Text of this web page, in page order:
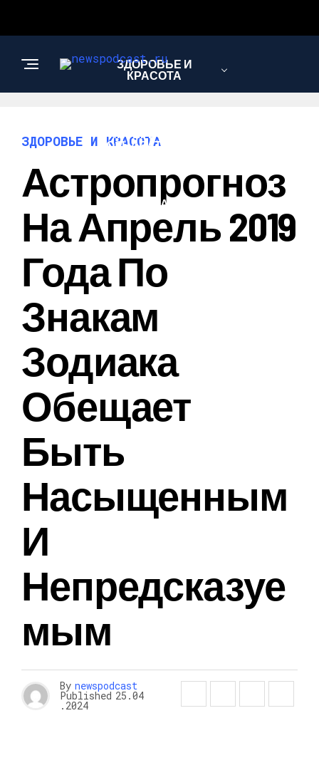
ЗДОРОВЬЕ И
КРАСОТА
ИНТЕРЕСНОЕ И
ПОЗНАВАТЕЛЬНОЕ
НАУКА И
ЗДОРОВЬЕ И КРАСОТА
Астропрогноз
На Апрель 2019
Года По
Знакам
Зодиака
Обещает
Быть
Насыщенным
И
Непредсказуе
Мым
By newspodcast
Published 25.04
.2024